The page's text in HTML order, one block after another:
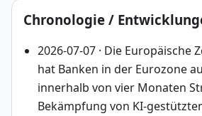
Chronologie /
2026-07-07 · Die Europäische
hat Banken in der Eurozone
innerhalb von vier Monaten
Bekämpfung von KI-